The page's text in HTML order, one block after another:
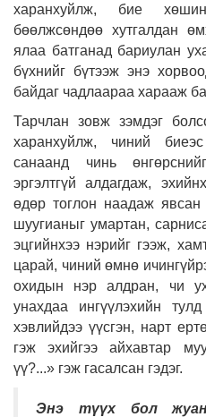
харанхуйлж, бие
бөөлжсөндөө хутгалдан
ялаа батганад бариулан
бүхнийг бүтээж энэ
байдаг чадлаараа харааж
Тарчлан зовж зэмдэг
харанхуйлж, чиний
санаанд чинь
эргэлтгүй алдагдаж,
өдөр тоглон наадаж
шуугианыг умартан,
эцгийнхээ нэрийг гээж,
царай, чиний өмнө
охидын нэр алдран, чи
унахдаа ингүүлэхийн
хэвлийдээ үүсгэн, нарт
гэж эхийгээ айхавтар
үү?...» гэж гасалсан гэдэг.
Энэ түүх бол